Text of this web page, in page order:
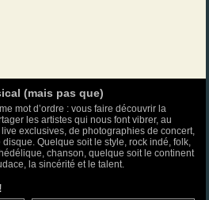
(mais pas que)
mot d’ordre : vous faire découvrir la
les artistes qui nous font vibrer, au
exclusives, de photographies de concert,
Quelque soit le style, rock indé, folk,
chanson, quelque soit le continent
la sincérité et le talent.